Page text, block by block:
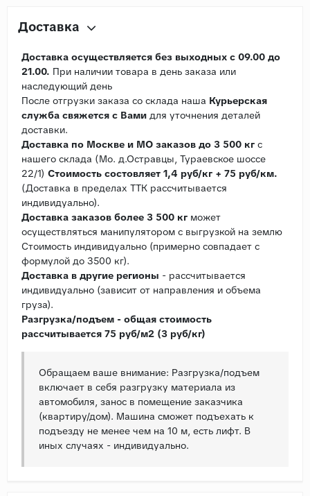
Доставка
Доставка осуществляется без выходных с 09.00 до
21.00. При наличии товара в день заказа или
наследующий день
После отгрузки заказа со склада наша Курьерская
служба свяжется с Вами для уточнения деталей
доставки.
Доставка по Москве и МО заказов до 3 500 кг с
нашего склада (Мо. д.Остравцы, Тураевское шоссе
22/1) Стоимость состовляет 1,4 руб/кг + 75 руб/км.
(Доставка в пределах ТТК рассчитывается
индивидуально).
Доставка заказов более 3 500 кг может
осуществляться манипулятором с выгрузкой на землю
Стоимость индивидуально (примерно совпадает с
формулой до 3500 кг).
Доставка в другие регионы - рассчитывается
индивидуально (зависит от направления и объема
груза).
Разгрузка/подъем - общая стоимость
рассчитывается 75 руб/м2 (3 руб/кг)
Обращаем ваше внимание: Разгрузка/подъем
включает в себя разгрузку материала из
автомобиля, занос в помещение заказчика
(квартиру/дом). Машина сможет подъехать к
подъезду не менее чем на 10 м, есть лифт. В
иных случаях - индивидуально.